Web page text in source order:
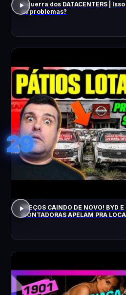
A guerra dos DATACENTERS |
os problemas?
29
PREÇOS CAINDO DE NOVO! BYD
MONTADORAS APELAM PRA